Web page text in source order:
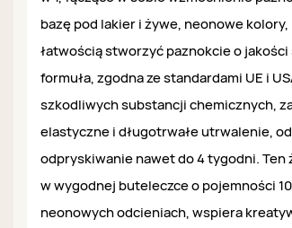
bazę pod lakier i żywe, neonowe
łatwością stworzyć paznokcie o
formuła, zgodna ze standardami UE i
szkodliwych substancji chemicznych,
elastyczne i długotrwałe utrwalenie,
odpryskiwanie nawet do 4 tygodni. Ten
w wygodnej buteleczce o pojemności
neonowych odcieniach, wspiera